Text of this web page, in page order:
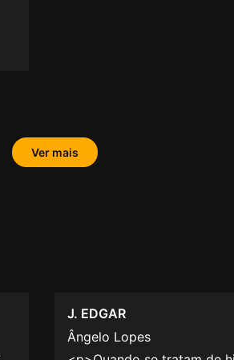
Ver mais
J. EDGAR
Ângelo Lopes